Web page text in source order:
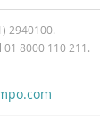
2940100.
8000 110 211.